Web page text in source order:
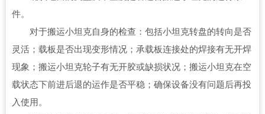
件。
对于搬运小坦克自身的检查：包括小坦克转盘的转向是否
灵活；载板是否出现变形情况；承载板连接处的焊接有无开焊
现象；搬运小坦克轮子有无开胶或缺损状况；搬运小坦克在空
载状态下前进后退的运作是否平稳；确保设备没有问题后再投
入使用。